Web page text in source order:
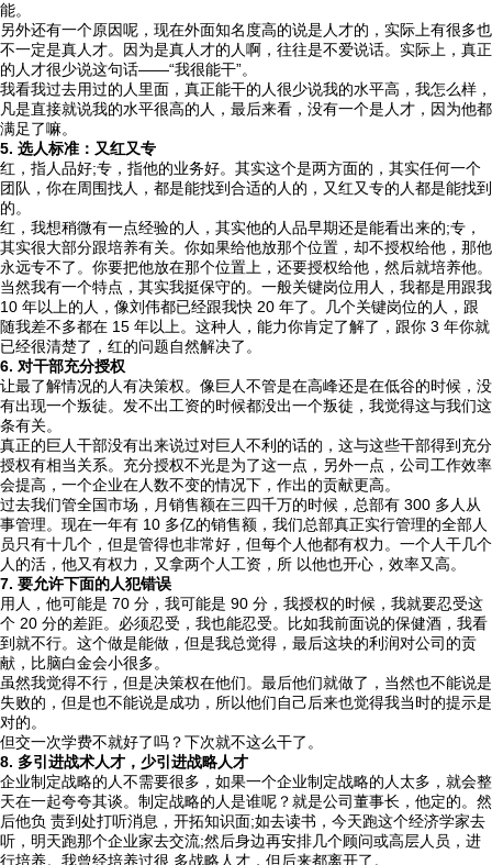
能。
另外还有一个原因呢，现在外面知名度高的说是人才的，实际上有很多也
不一定是真人才。因为是真人才的人啊，往往是不爱说话。实际上，真正
的人才很少说这句话——“我很能干”。
我看我过去用过的人里面，真正能干的人很少说我的水平高，我怎么样，
凡是直接就说我的水平很高的人，最后来看，没有一个是人才，因为他都
满足了嘛。
5. 选人标准：又红又专
红，指人品好;专，指他的业务好。其实这个是两方面的，其实任何一个
团队，你在周围找人，都是能找到合适的人的，又红又专的人都是能找到
的。
红，我想稍微有一点经验的人，其实他的人品早期还是能看出来的;专，
其实很大部分跟培养有关。你如果给他放那个位置，却不授权给他，那他
永远专不了。你要把他放在那个位置上，还要授权给他，然后就培养他。
当然我有一个特点，其实我挺保守的。一般关键岗位用人，我都是用跟我
10 年以上的人，像刘伟都已经跟我快 20 年了。几个关键岗位的人，跟
随我差不多都在 15 年以上。这种人，能力你肯定了解了，跟你 3 年你就
已经很清楚了，红的问题自然解决了。
6. 对干部充分授权
让最了解情况的人有决策权。像巨人不管是在高峰还是在低谷的时候，没
有出现一个叛徒。发不出工资的时候都没出一个叛徒，我觉得这与我们这
条有关。
真正的巨人干部没有出来说过对巨人不利的话的，这与这些干部得到充分
授权有相当关系。充分授权不光是为了这一点，另外一点，公司工作效率
会提高，一个企业在人数不变的情况下，作出的贡献更高。
过去我们管全国市场，月销售额在三四千万的时候，总部有 300 多人从
事管理。现在一年有 10 多亿的销售额，我们总部真正实行管理的全部人
员只有十几个，但是管得也非常好，但每个人他都有权力。一个人干几个
人的活，他又有权力，又拿两个人工资，所 以他也开心，效率又高。
7. 要允许下面的人犯错误
用人，他可能是 70 分，我可能是 90 分，我授权的时候，我就要忍受这
个 20 分的差距。必须忍受，我也能忍受。比如我前面说的保健酒，我看
到就不行。这个做是能做，但是我总觉得，最后这块的利润对公司的贡
献，比脑白金会小很多。
虽然我觉得不行，但是决策权在他们。最后他们就做了，当然也不能说是
失败的，但是也不能说是成功，所以他们自己后来也觉得我当时的提示是
对的。
但交一次学费不就好了吗？下次就不这么干了。
8. 多引进战术人才，少引进战略人才
企业制定战略的人不需要很多，如果一个企业制定战略的人太多，就会整
天在一起夸夸其谈。制定战略的人是谁呢？就是公司董事长，他定的。然
后他负 责到处打听消息，开拓知识面;如去读书，今天跑这个经济学家去
听，明天跑那个企业家去交流;然后身边再安排几个顾问或高层人员，进
行培养。我曾经培养过很 多战略人才，但后来都离开了。